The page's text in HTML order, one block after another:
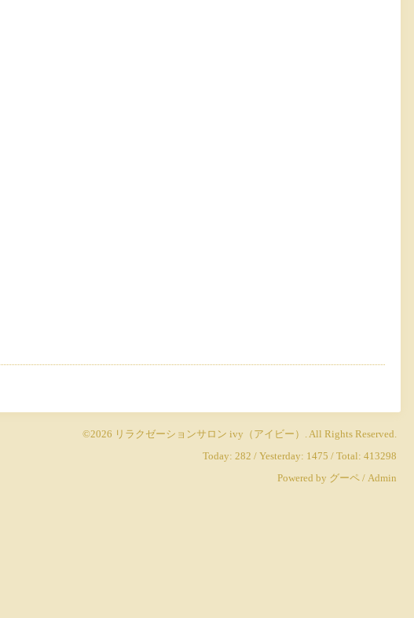
©2026 リラクゼーションサロン ivy（アイビー）
. All Rights Reserved.
Today: 282 / Yesterday: 1475 / Total: 413298
Powered by グーペ / Admin